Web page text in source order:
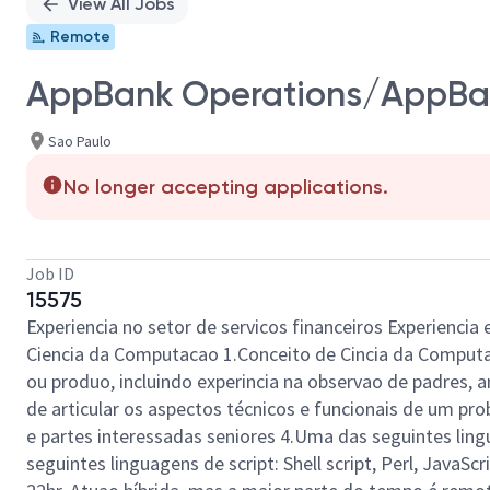
Remote
AppBank Operations/
Sao Paulo
No longer accepting applications.
Job ID
15575
Experiencia no setor de servicos financeiros
Ciencia da Computacao 1.Conceito de Cincia da
ou produo, incluindo experincia na observao de padres,
de articular os aspectos técnicos e funcionais de um
e partes interessadas seniores 4.Uma das seguintes
seguintes linguagens de script: Shell script, Perl,